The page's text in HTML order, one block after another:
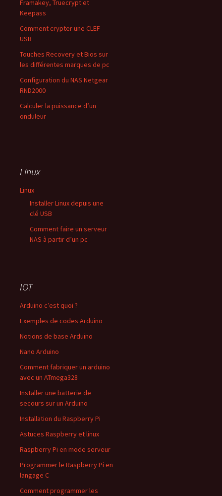
Framakey, Truecrypt et
Keepass
Comment crypter une CLEF
USB
Touches Recovery et Bios sur
les différentes marques de pc
Configuration du NAS Netgear
RND2000
Calculer la puissance d’un
onduleur
Linux
Linux
Installer Linux depuis une
clé USB
Comment faire un serveur
NAS à partir d’un pc
IOT
Arduino c’est quoi ?
Exemples de codes Arduino
Notions de base Arduino
Nano Arduino
Comment fabriquer un arduino
avec un ATmega328
Installer une batterie de
secours sur un Arduino
Installation du Raspberry Pi
Astuces Raspberry et linux
Raspberry Pi en mode serveur
Programmer le Raspberry Pi en
langage C
Comment programmer les